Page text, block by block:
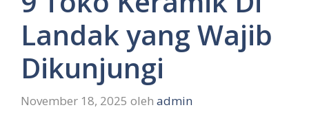
Landak yang Wajib
Dikunjungi
November 18, 2025 oleh admin